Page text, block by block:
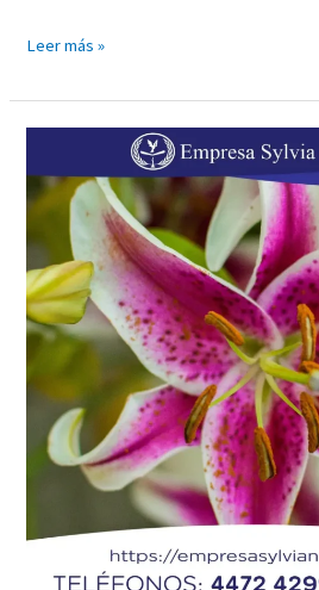
Leer más »
MARIO
SILVERA
RIVERO
«EL
TIGRE»